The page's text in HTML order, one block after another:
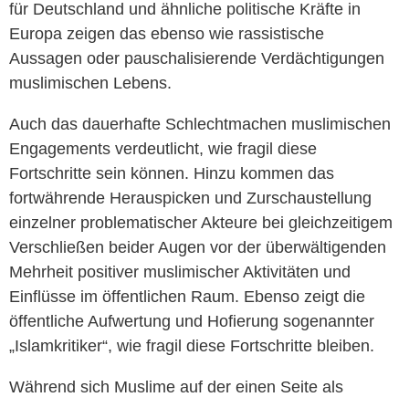
für Deutschland und ähnliche politische Kräfte in
Europa zeigen das ebenso wie rassistische
Aussagen oder pauschalisierende Verdächtigungen
muslimischen Lebens.
Auch das dauerhafte Schlechtmachen muslimischen
Engagements verdeutlicht, wie fragil diese
Fortschritte sein können. Hinzu kommen das
fortwährende Herauspicken und Zurschaustellung
einzelner problematischer Akteure bei gleichzeitigem
Verschließen beider Augen vor der überwältigenden
Mehrheit positiver muslimischer Aktivitäten und
Einflüsse im öffentlichen Raum. Ebenso zeigt die
öffentliche Aufwertung und Hofierung sogenannter
„Islamkritiker“, wie fragil diese Fortschritte bleiben.
Während sich Muslime auf der einen Seite als